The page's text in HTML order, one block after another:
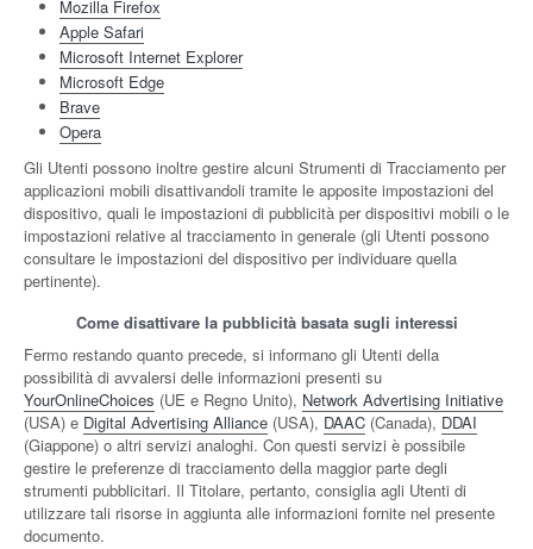
Mozilla Firefox
Apple Safari
Microsoft Internet Explorer
Microsoft Edge
Brave
Opera
Gli Utenti possono inoltre gestire alcuni Strumenti di Tracciamento per
applicazioni mobili disattivandoli tramite le apposite impostazioni del
dispositivo, quali le impostazioni di pubblicità per dispositivi mobili o le
impostazioni relative al tracciamento in generale (gli Utenti possono
consultare le impostazioni del dispositivo per individuare quella
pertinente).
Come disattivare la pubblicità basata sugli interessi
Fermo restando quanto precede, si informano gli Utenti della
possibilità di avvalersi delle informazioni presenti su
YourOnlineChoices (UE e Regno Unito), Network Advertising Initiative
(USA) e Digital Advertising Alliance (USA), DAAC (Canada), DDAI
(Giappone) o altri servizi analoghi. Con questi servizi è possibile
gestire le preferenze di tracciamento della maggior parte degli
strumenti pubblicitari. Il Titolare, pertanto, consiglia agli Utenti di
utilizzare tali risorse in aggiunta alle informazioni fornite nel presente
documento.